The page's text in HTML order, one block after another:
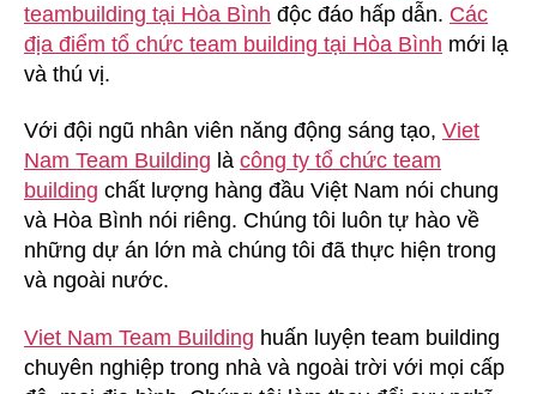
teambuilding tại Hòa Bình độc đáo hấp dẫn. Các
địa điểm tổ chức team building tại Hòa Bình mới lạ
và thú vị.
Với đội ngũ nhân viên năng động sáng tạo, Viet
Nam Team Building là công ty tổ chức team
building chất lượng hàng đầu Việt Nam nói chung
và Hòa Bình nói riêng. Chúng tôi luôn tự hào về
những dự án lớn mà chúng tôi đã thực hiện trong
và ngoài nước.
Viet Nam Team Building huấn luyện team building
chuyên nghiệp trong nhà và ngoài trời với mọi cấp